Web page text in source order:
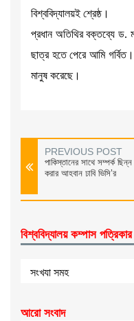
বিশ্ববিদ্যালয়ই শ্রেষ্ঠ।
প্রধান অতিথির বক্তব্যে ড.
ছাত্র হতে পেরে আমি
মানুষ করেছে।
PREVIOUS POST
পাকিস্তানের সাথে সম্পর্ক ছিন্ন
করার আহবান ঢাবি ভিসি’র
বিশ্ববিদ্যালয় কম্পাস
আরো সংবাদ